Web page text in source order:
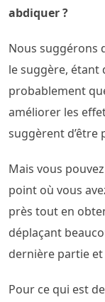
abdiquer ?
Nous suggérons
le suggère, étant
probablement
améliorer les
suggèrent d’être
Mais vous
point où vous
près tout en
déplaçant
dernière partie
Pour ce qui est